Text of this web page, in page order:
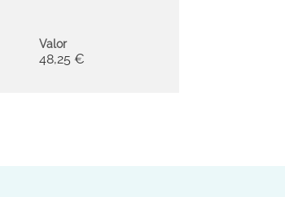
Valor
48,25 €